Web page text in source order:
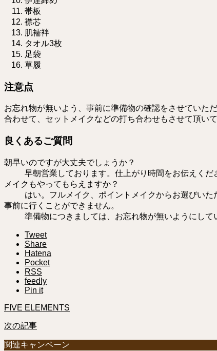
帯板
襟芯
肌襦袢
タオル3枚
足袋
草履
注意点
お忘れ物が無いよう、事前に準備物の確認をさせていた
合わせて、セットメイクなどの打ち合わせもさせて頂いて
良くあるご質問
朝早いのですが大丈夫でしょうか？
早朝営業しております。仕上がり時間をお伝えく
メイクもやってもらえますか？
はい。フルメイク、ポイントメイクからお選びいた
事前に行くことができません。
準備物につきましては、お忘れ物が無いようにし
Tweet
Share
Hatena
Pocket
RSS
feedly
Pin it
FIVE ELEMENTS
次の記事
関連キャンペーン